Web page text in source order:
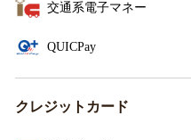
交通系電子マネー
QUICPay
クレジットカード